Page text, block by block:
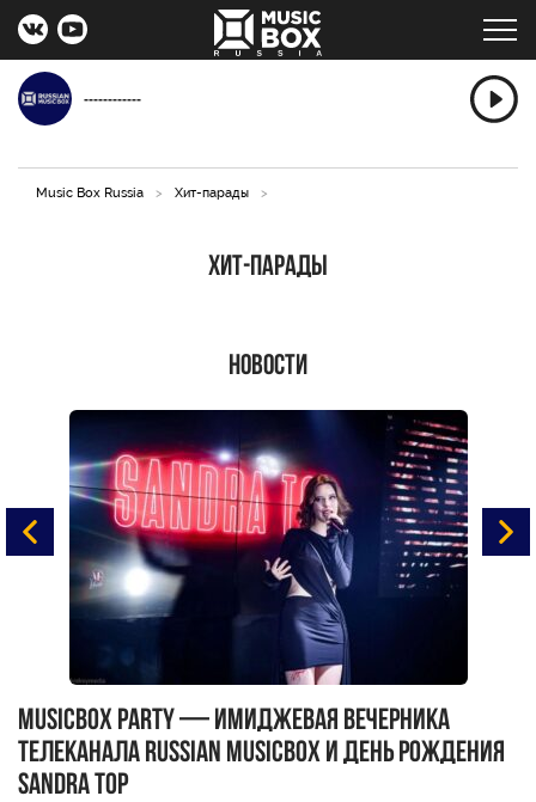
------------
Music Box Russia > Хит-парады >
Хит-парады
Новости
MUSICBOX PARTY — имиджевая вечерника
телеканала RUSSIAN MUSICBOX и день рождения
Sandra Top